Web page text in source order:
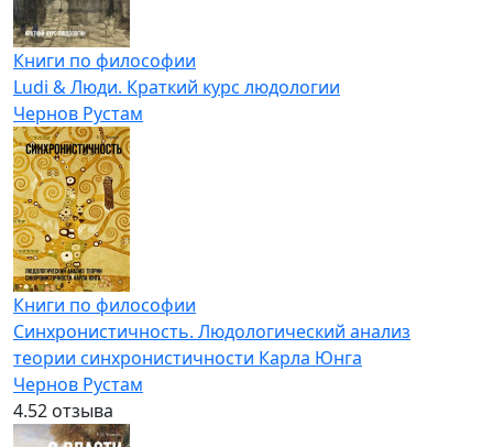
Книги по философии
Ludi & Люди. Краткий курс людологии
Чернов Рустам
Книги по философии
Синхронистичность. Людологический анализ
теории синхронистичности Карла Юнга
Чернов Рустам
4.52 отзыва